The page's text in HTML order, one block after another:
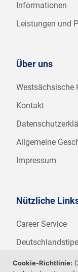
Informationen
Leistungen und
Über uns
Westsächsische
Kontakt
Allgemeine
Impressum
Nützliche
Career Service
WHZ
Cookie-Richtlinie: